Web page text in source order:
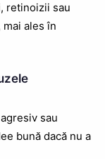
retinoizii sau
ales în
sau
bună dacă nu a